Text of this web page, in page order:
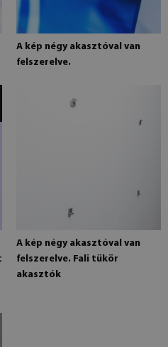
A kép négy akasztóval van
felszerelve.
A kép négy akasztóval van
felszerelve. Fali tükör
akasztók